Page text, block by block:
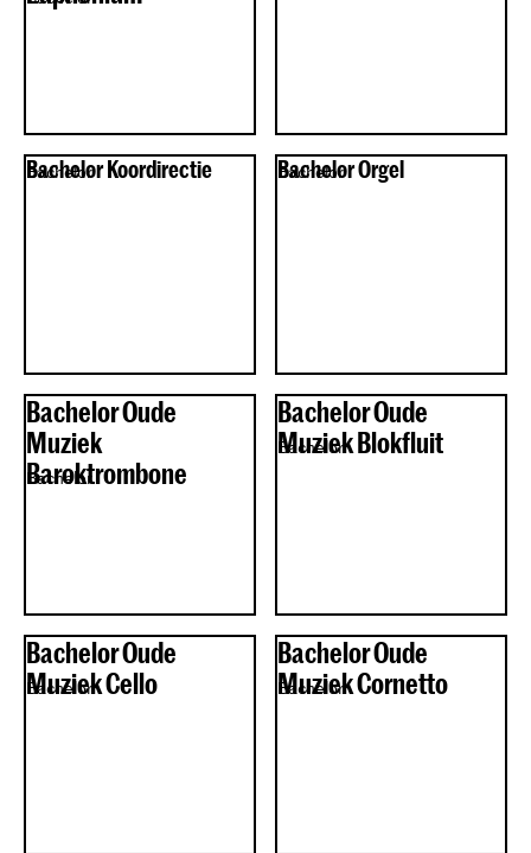
Bachelor Koordirectie
Bachelor Bachelor Orgel
Bachelor
Bachelor Oude
Muziek
Baroktrombone
Bachelor
Bachelor Oude
Muziek Blokfluit
Bachelor
Bachelor Oude
Muziek Cello
Bachelor
Bachelor Oude
Muziek Cornetto
Bachelor